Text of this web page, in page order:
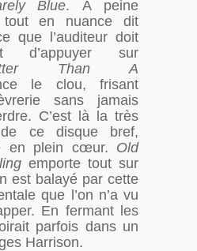
Blue. À peine
en nuance dit
que l’auditeur doit
d’appuyer sur
Than A
le clou, frisant
sans jamais
C’est là la très
ce disque bref,
en plein cœur. Old
emporte tout sur
est balayé par cette
que l’on n’a vu
En fermant les
parfois dans un
Harrison.